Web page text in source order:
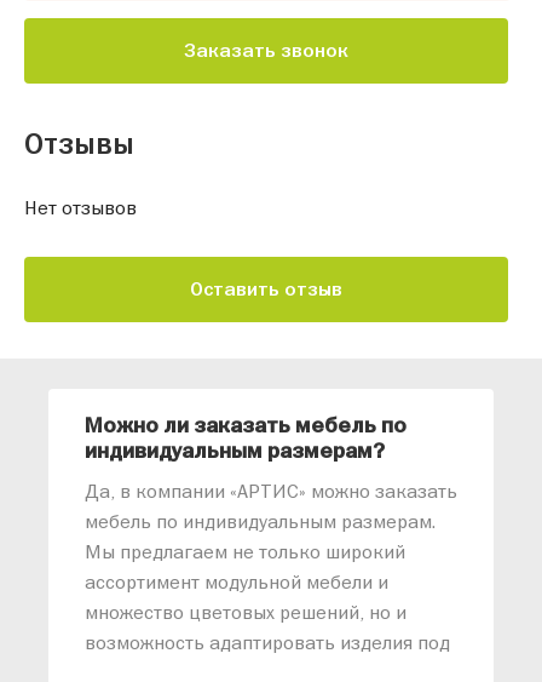
Заказать звонок
Отзывы
Нет отзывов
Оставить отзыв
Можно ли заказать мебель по
индивидуальным размерам?
Да, в компании «АРТИС» можно заказать
мебель по индивидуальным размерам.
Мы предлагаем не только широкий
ассортимент модульной мебели и
множество цветовых решений, но и
возможность адаптировать изделия под